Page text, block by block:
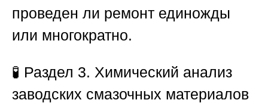
проведен ли ремонт единожды
или многократно.
🧪 Раздел 3. Химический анализ
заводских смазочных материалов